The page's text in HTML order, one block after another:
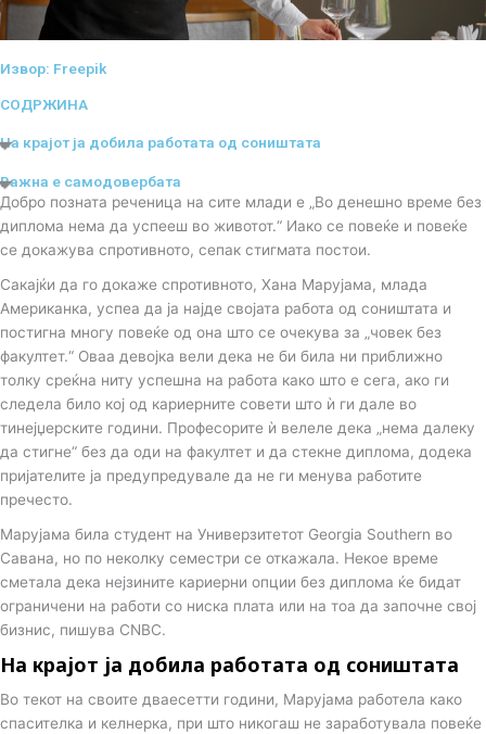
Извор: Freepik
СОДРЖИНА
На крајот ја добила работата од соништата
Важнa е самодовербата
Добро позната реченица на сите млади е „Во денешно време без
диплома нема да успееш во животот.“ Иако се повеќе и повеќе
се докажува спротивното, сепак стигмата постои.
Сакајќи да го докаже спротивното, Хана Марујама, млада
Американка, успеа да ја најде својата работа од соништата и
постигна многу повеќе од она што се очекува за „човек без
факултет.“ Оваа девојка вели дека не би била ни приближно
толку среќна ниту успешна на работа како што е сега, ако ги
следела било кој од кариерните совети што ѝ ги дале во
тинејџерските години. Професорите ѝ велеле дека „нема далеку
да стигне“ без да оди на факултет и да стекне диплома, додека
пријателите ја предупредувале да не ги менува работите
пречесто.
Марујама била студент на Универзитетот Georgia Southern во
Савана, но по неколку семестри се откажала. Некое време
сметала дека нејзините кариерни опции без диплома ќе бидат
ограничени на работи со ниска плата или на тоа да започне свој
бизнис, пишува CNBC.
На крајот ја добила работата од соништата
Во текот на своите дваесетти години, Марујама работела како
спасителка и келнерка, при што никогаш не заработувала повеќе